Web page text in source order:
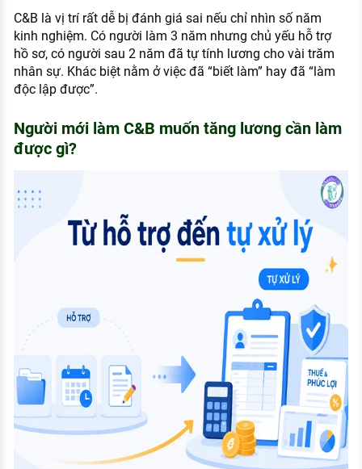
C&B là vị trí rất dễ bị đánh giá sai nếu chỉ nhìn số năm
kinh nghiệm. Có người làm 3 năm nhưng chủ yếu hỗ trợ
hồ sơ, có người sau 2 năm đã tự tính lương cho vài trăm
nhân sự. Khác biệt nằm ở việc đã “biết làm” hay đã “làm
độc lập được”.
Người mới làm C&B muốn tăng lương cần làm
được gì?